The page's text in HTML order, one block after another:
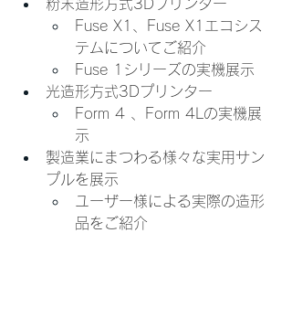
粉末造形方式3Dプリンター
Fuse X1、Fuse X1エコシス
テムについてご紹介
Fuse 1シリーズの実機展示
光造形方式3Dプリンター
Form 4 、Form 4Lの実機展
示
製造業にまつわる様々な実用サン
プルを展示
ユーザー様による実際の造形
品をご紹介